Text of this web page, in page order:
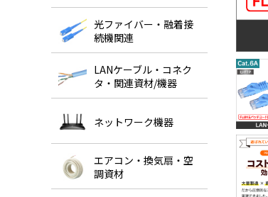
光ファイバー・融着接
続機関連
LANケーブル・コネク
タ・関連資材/機器
ネットワーク機器
エアコン・換気扇・空
調資材